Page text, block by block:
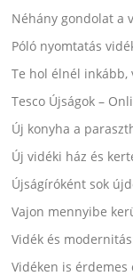
Néhány gondolat a
Póló nyomtatás
Te hol élnél inkább,
Tesco Újságok –
Új konyha a
Új vidéki ház és
Újságíróként sok
Vajon mennyibe
Vidék és
Vidéken is